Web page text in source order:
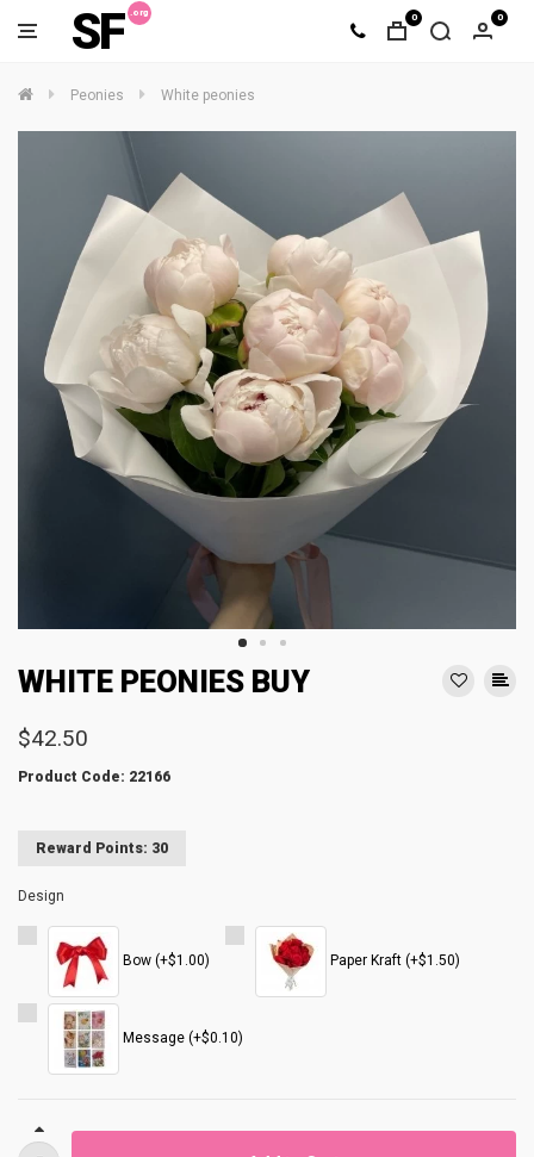
SF 0 0
Peonies White peonies
WHITE PEONIES BUY
$42.50
Product Code: 22166
Reward Points: 30
Design
Bow (+$1.00) Paper Kraft (+$1.50)
Message (+$0.10)